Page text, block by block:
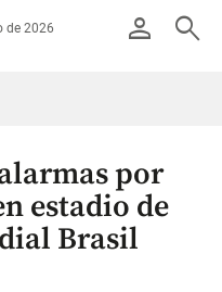
person search
de 2026
por
estadio de
Brasil